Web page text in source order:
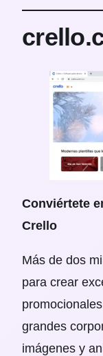
Conviértete
Crello
Más de dos
para crear
grandes
imágenes y